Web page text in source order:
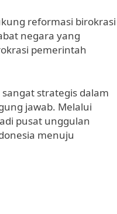
reformasi birokrasi
negara yang
pemerintah
strategis dalam
jawab. Melalui
pusat unggulan
menuju